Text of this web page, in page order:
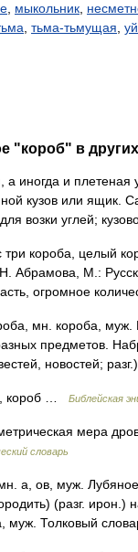
мыкольник
тьма-тьмущая
"короб" в
иногда и плетеная
кузов или ящик.
возки углей;
три короба, целый
Абрамова, М.:
огромное
мн. короба, муж.
предметов.
новостей;
короб … Библейская
мера
словарь
а, ов, муж. Лубяное
(разг. ирон.)
муж. Толковый